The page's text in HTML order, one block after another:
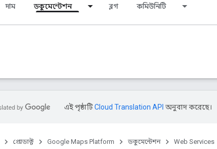
দাম ডকুমেন্টেশন ব্লগ কমিউনিটি
এই পৃষ্ঠাটিCloud Translation API অনুবাদ করেছে।
প্রোডাক্ট Google Maps Platform ডকুমেন্টেশন Web Services